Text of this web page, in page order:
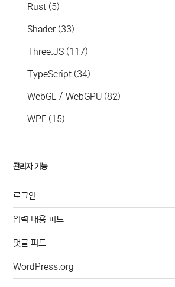
Rust (5)
Shader(33)
Three.JS (117)
TypeScript (34)
WebGL / WebGPU (82)
WPF (15)
관리자 기능
로그인
입력 내용 피드
댓글 피드
WordPress.org